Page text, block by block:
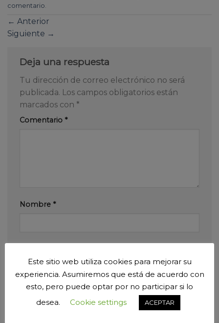
comentario
← Anterior
Siguiente →
Deja una respuesta
Tu dirección de correo electrónico no será
publicada. Los campos obligatorios están
marcados con *
Comentario *
Nombre *
Este sitio web utiliza cookies para mejorar su
experiencia. Asumiremos que está de acuerdo con
esto, pero puede optar por no participar si lo
desea.
Cookie settings ACEPTAR